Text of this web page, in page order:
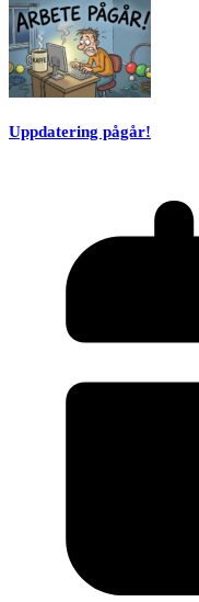
Uppdatering pågår!